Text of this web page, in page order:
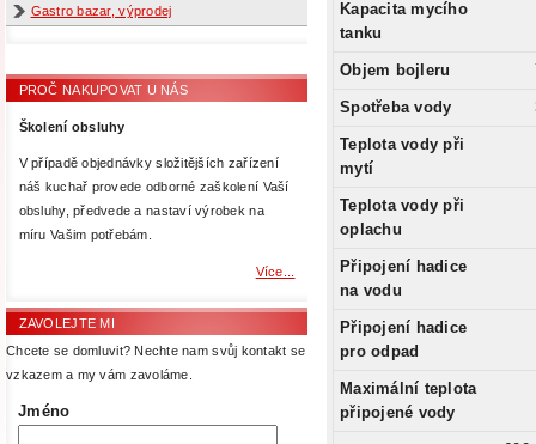
Gastro bazar, výprodej
PROČ NAKUPOVAT U NÁS
Školení obsluhy
V případě objednávky složitějších zařízení
náš kuchař provede odborné zaškolení Vaší
obsluhy, předvede a nastaví výrobek na
míru Vašim potřebám.
Více...
ZAVOLEJTE MI
Chcete se domluvit? Nechte nam svůj kontakt se
vzkazem a my vám zavoláme.
Jméno
Kapacita mycího
tanku
Objem bojleru
Spotřeba vody
Teplota vody při
mytí
Teplota vody při
oplachu
Připojení hadice
na vodu
Připojení hadice
pro odpad
Maximální teplota
připojené vody